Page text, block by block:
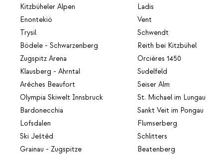
Kitzbüheler Alpen
Enontekiö
Trysil
Bödele - Schwarzenberg
Zugspitz Arena
Klausberg - Ahrntal
Arêches Beaufort
Olympia Skiwelt Innsbruck
Bardonecchia
Lofsdalen
Ski Ještěd
Grainau - Zugspitze
Ladis
Vent
Schwendt
Reith bei Kitzbühel
Orcières 1450
Sudelfeld
Seiser Alm
St. Michael im Lungau
Sankt Veit im Pongau
Flumserberg
Schlitters
Beatenberg